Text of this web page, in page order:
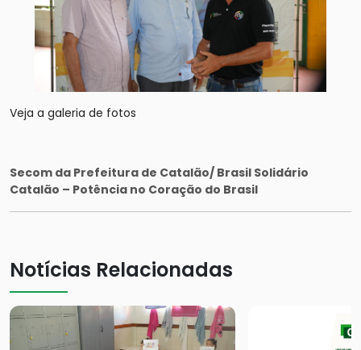
Veja a galeria de fotos
Secom da Prefeitura de Catalão/ Brasil Solidário
Catalão – Potência no Coração do Brasil
Notícias Relacionadas